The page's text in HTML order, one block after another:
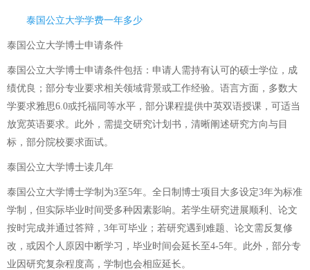
泰国公立大学学费一年多少
泰国公立大学博士申请条件
泰国公立大学博士申请条件包括：申请人需持有认可的硕士学位，成
绩优良；部分专业要求相关领域背景或工作经验。语言方面，多数大
学要求雅思6.0或托福同等水平，部分课程提供中英双语授课，可适当
放宽英语要求。此外，需提交研究计划书，清晰阐述研究方向与目
标，部分院校要求面试。
泰国公立大学博士读几年
泰国公立大学博士学制为3至5年。全日制博士项目大多设定3年为标准
学制，但实际毕业时间受多种因素影响。若学生研究进展顺利、论文
按时完成并通过答辩，3年可毕业；若研究遇到难题、论文需反复修
改，或因个人原因中断学习，毕业时间会延长至4-5年。此外，部分专
业因研究复杂程度高，学制也会相应延长。